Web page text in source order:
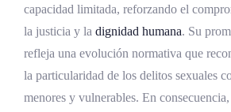
capacidad limitada, reforzando el
la justicia y la dignidad humana. Su
refleja una evolución normativa que
la particularidad de los delitos sexuales
menores y vulnerables. En